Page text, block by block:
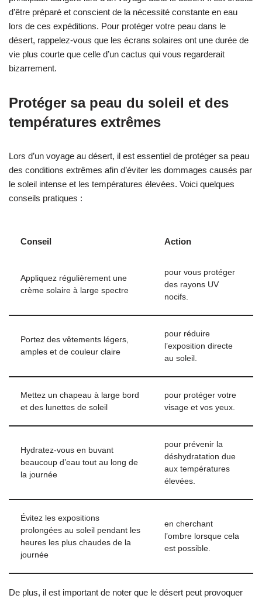
d’être préparé et conscient de la nécessité constante en eau
lors de ces expéditions. Pour protéger votre peau dans le
désert, rappelez-vous que les écrans solaires ont une durée de
vie plus courte que celle d’un cactus qui vous regarderait
bizarrement.
Protéger sa peau du soleil et des
températures extrêmes
Lors d’un voyage au désert, il est essentiel de protéger sa peau
des conditions extrêmes afin d’éviter les dommages causés par
le soleil intense et les températures élevées. Voici quelques
conseils pratiques :
Conseil Action
Appliquez régulièrement une
crème solaire à large spectre
pour vous protéger
des rayons UV
nocifs.
Portez des vêtements légers,
amples et de couleur claire
pour réduire
l’exposition directe
au soleil.
Mettez un chapeau à large bord
et des lunettes de soleil
pour protéger votre
visage et vos yeux.
Hydratez-vous en buvant
beaucoup d’eau tout au long de
la journée
pour prévenir la
déshydratation due
aux températures
élevées.
Évitez les expositions
prolongées au soleil pendant les
heures les plus chaudes de la
journée
en cherchant
l’ombre lorsque cela
est possible.
De plus, il est important de noter que le désert peut provoquer